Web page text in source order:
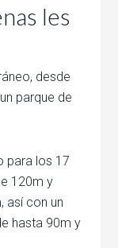
les
desde
parque de
para los 17
120m y
así con un
hasta 90m y